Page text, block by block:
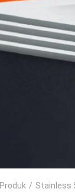
Produk / Stainless